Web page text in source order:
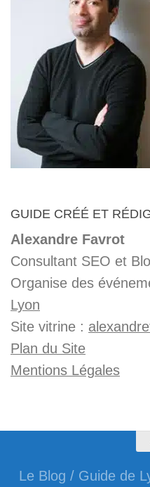
GUIDE CRÉÉ ET
Alexandre Favrot
Consultant SEO et
Organise des
Lyon
Site vitrine :
Plan du Site
Mentions Légales
Le Blog / Guide de